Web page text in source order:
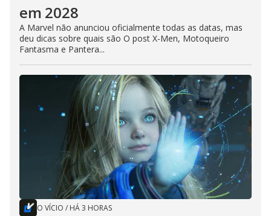
em 2028
A Marvel não anunciou oficialmente todas as datas, mas
deu dicas sobre quais são O post X-Men, Motoqueiro
Fantasma e Pantera...
O VÍCIO / HÁ 3 HORAS